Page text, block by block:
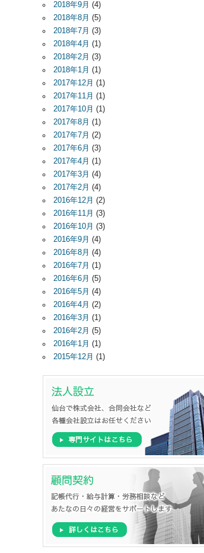
2018年9月 (4)
2018年8月 (5)
2018年7月 (3)
2018年4月 (1)
2018年2月 (3)
2018年1月 (1)
2017年12月 (1)
2017年11月 (1)
2017年10月 (1)
2017年8月 (1)
2017年7月 (2)
2017年6月 (3)
2017年4月 (1)
2017年3月 (4)
2017年2月 (4)
2016年12月 (2)
2016年11月 (3)
2016年10月 (3)
2016年9月 (4)
2016年8月 (4)
2016年7月 (1)
2016年6月 (5)
2016年5月 (4)
2016年4月 (2)
2016年3月 (1)
2016年2月 (5)
2016年1月 (1)
2015年12月 (1)